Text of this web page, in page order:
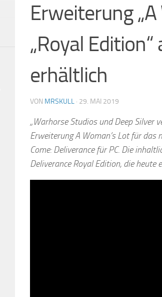
Erweiterung „A
„Royal
erhältlich
VON MRSKULL · 29. MAI 2019
„Warhorse Studios und Deep Silver
Erweiterung A Woman’s Lot für
Come: Deliverance für PC. Die
Deliverance Royal Edition, die heute